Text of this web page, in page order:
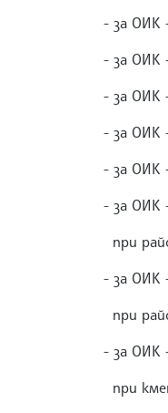
- за
- за
- за
- за
- за ОИК
- за ОИК
при
- за ОИК
при
- за ОИК
при